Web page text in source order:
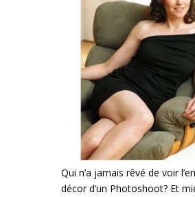
Qui n’a jamais rêvé de voir
décor d’un Photoshoot? Et